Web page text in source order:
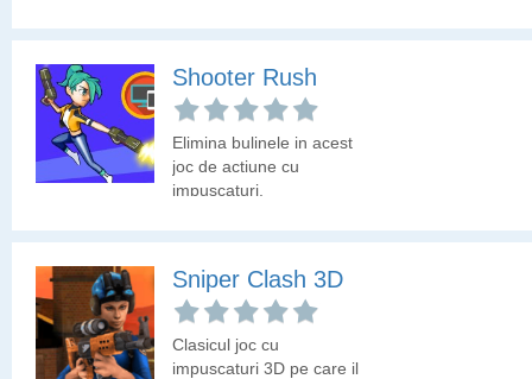
Shooter Rush
Elimina bulinele in acest
joc de actiune cu
impuscaturi.
Sniper Clash 3D
Clasicul joc cu
impuscaturi 3D pe care il